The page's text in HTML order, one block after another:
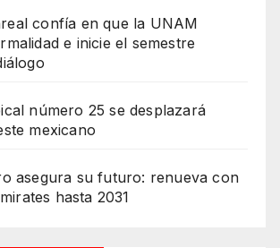
confía en que la UNAM
e inicie el semestre
número 25 se desplazará
mexicano
asegura su futuro: renueva con
hasta 2031